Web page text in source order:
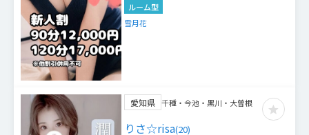
ルーム型
雪月花
愛知県 千種・今池・黒川・大曽根
りさ☆risa(20)